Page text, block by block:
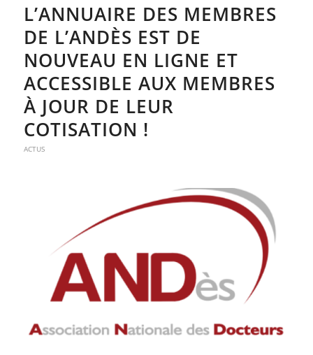
L’ANNUAIRE DES MEMBRES
DE L’ANDÈS EST DE
NOUVEAU EN LIGNE ET
ACCESSIBLE AUX MEMBRES
À JOUR DE LEUR
COTISATION !
ACTUS